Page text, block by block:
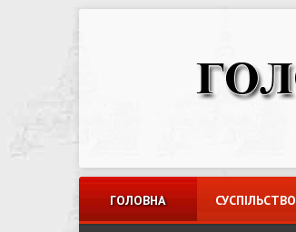
ГОЛОВНА СУСПІЛЬСТВО